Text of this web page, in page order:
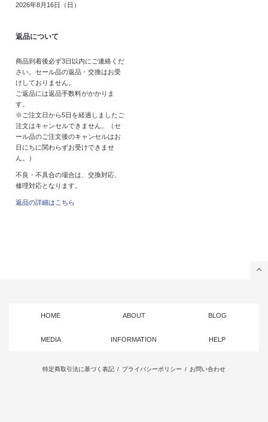
2026年8月16日（日）
返品について
商品到着後必ず3日以内にご連絡くだ
さい。セール品の返品・交換はお受
けしておりません。
ご返品には返品手数料がかかりま
す。
※ご注文日から5日を経過しましたご
注文はキャンセルできません。（セ
ール品のご注文後のキャンセルはお
日にちに関わらずお受けできませ
ん。）
不良・不具合の場合は、交換対応、
修理対応となります。
返品の詳細はこちら
HOME ABOUT BLOG
MEDIA INFORMATION HELP
特定商取引法に基づく表記 / プライバシーポリシー / お問い合わせ